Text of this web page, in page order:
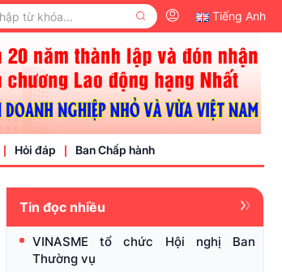
Tiếng Anh
luật
Hỏi đáp Ban Chấp hành
Tin đọc nhiều
VINASME tổ chức Hội nghị Ban
Thường vụ